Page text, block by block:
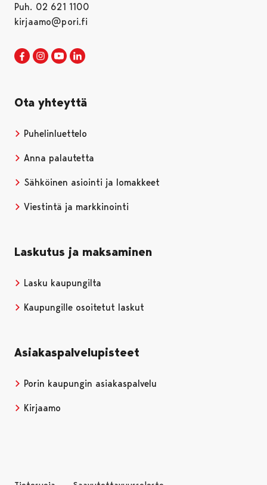
Puh. 02 621 1100
kirjaamo@pori.fi
Porin kaupunki Facebookissa
Avautuu uudessa välilehdessä
Porin kaupunki Instagramissa
Avautuu uudessa välilehdessä
Porin kaupunki Youtubessa
Avautuu uudessa välilehdessä
Ota yhteyttä
Puhelinluettelo
Anna palautetta
Sähköinen asiointi ja lomakkeet
Viestintä ja markkinointi
Laskutus ja maksaminen
Lasku kaupungilta
Kaupungille osoitetut laskut
Asiakaspalvelupisteet
Porin kaupungin asiakaspalvelu
Kirjaamo